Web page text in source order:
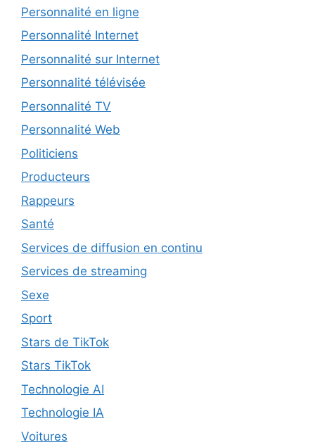
Personnalité en ligne
Personnalité Internet
Personnalité sur Internet
Personnalité télévisée
Personnalité TV
Personnalité Web
Politiciens
Producteurs
Rappeurs
Santé
Services de diffusion en continu
Services de streaming
Sexe
Sport
Stars de TikTok
Stars TikTok
Technologie AI
Technologie IA
Voitures